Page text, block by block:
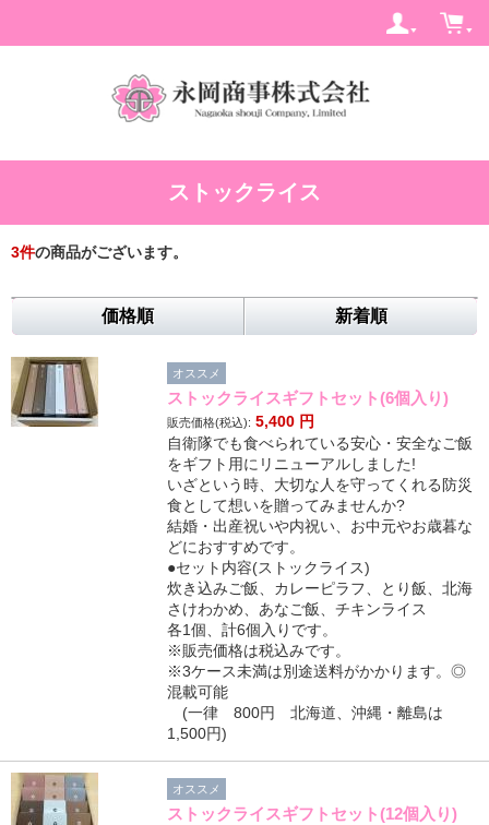
ストックライス
3件の商品がございます。
価格順 新着順
オススメ
ストックライスギフトセット(6個入り)
販売価格(税込): 5,400 円
自衛隊でも食べられている安心・安全なご飯
をギフト用にリニューアルしました!
いざという時、大切な人を守ってくれる防災
食として想いを贈ってみませんか?
結婚・出産祝いや内祝い、お中元やお歳暮な
どにおすすめです。
●セット内容(ストックライス)
炊き込みご飯、カレーピラフ、とり飯、北海
さけわかめ、あなご飯、チキンライス
各1個、計6個入りです。
※販売価格は税込みです。
※3ケース未満は別途送料がかかります。◎
混載可能
(一律 800円 北海道、沖縄・離島は
1,500円)
オススメ
ストックライスギフトセット(12個入り)